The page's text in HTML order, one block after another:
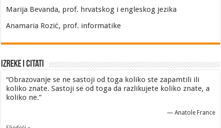
Marija Bevanda, prof. hrvatskog i engleskog jezika
Anamaria Rozić, prof. informatike
Izreke i Citati
“Obrazovanje se ne sastoji od toga koliko ste zapamtili ili
koliko znate. Sastoji se od toga da razlikujete koliko znate, a
koliko ne.”
— Anatole France